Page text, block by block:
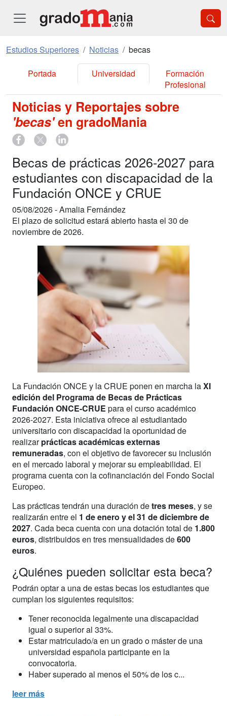
Estudios Superiores Noticias becas
Portada Universidad
Formación
Profesional
Noticias y Reportajes sobre
'becas'en gradoMania
Becas de prácticas 2026-2027 para
estudiantes con discapacidad de la
Fundación ONCE y CRUE
05/08/2026 -Amalia Fernández
El plazo de solicitud estará abierto hasta el 30 de
noviembre de 2026.
La Fundación ONCE y la CRUE ponen en marcha laXI
edición del Programa de Becas de Prácticas
Fundación ONCE-CRUE para el curso académico
2026-2027. Esta iniciativa ofrece al estudiantado
universitario con discapacidad la oportunidad de
realizarprácticas académicas externas
remuneradas, con el objetivo de favorecer su inclusión
en el mercado laboral y mejorar su empleabilidad. El
programa cuenta con la cofinanciación del Fondo Social
Europeo.
Las prácticas tendrán una duración detres meses, y se
realizarán entre el 1 de enero y el 31 de diciembre de
2027. Cada beca cuenta con una dotación total de 1.800
euros, distribuidos en tres mensualidades de600
euros.
¿Quiénes pueden solicitar esta beca?
Podrán optar a una de estas becas los estudiantes que
cumplan los siguientes requisitos:
Tener reconocida legalmente una discapacidad
igual o superior al 33%.
Estar matriculado/a en un grado o máster de una
universidad española participante en la
convocatoria.
Haber superado al menos el 50% de los c...
leer más